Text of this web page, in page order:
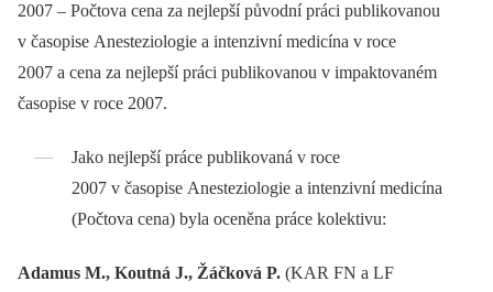
2007 –⁠ Počtova cena za nejlepší původní práci publikovanou
v časopise Anesteziologie a intenzivní medicína v roce
2007 a cena za nejlepší práci publikovanou v impaktovaném
časopise v roce 2007.
Jako nejlepší práce publikovaná v roce
2007 v časopise Anesteziologie a intenzivní medicína
(Počtova cena) byla oceněna práce kolektivu:
Adamus M., Koutná J., Žáčková P. (KAR FN a LF